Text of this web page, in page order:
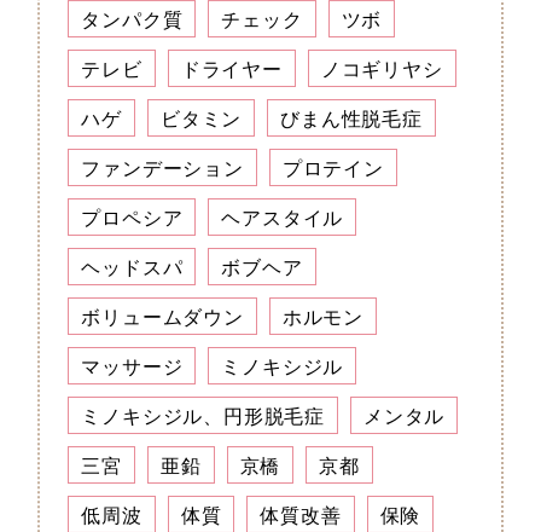
タンパク質
チェック
ツボ
テレビ
ドライヤー
ノコギリヤシ
ハゲ
ビタミン
びまん性脱毛症
ファンデーション
プロテイン
プロペシア
ヘアスタイル
ヘッドスパ
ボブヘア
ボリュームダウン
ホルモン
マッサージ
ミノキシジル
ミノキシジル、円形脱毛症
メンタル
三宮
亜鉛 京橋
京都
低周波
体質 体質改善
保険